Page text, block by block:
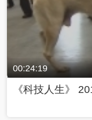
00:24:19
《科技人生》